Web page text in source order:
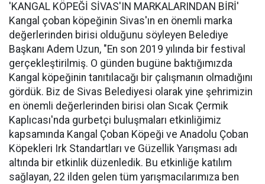
'KANGAL KÖPEĞİ SİVAS'IN MARKALARINDAN BİRİ'
Kangal çoban köpeğinin Sivas'ın en önemli marka
değerlerinden birisi olduğunu söyleyen Belediye
Başkanı Adem Uzun, "En son 2019 yılında bir festival
gerçekleştirilmiş. O günden bugüne baktığımızda
Kangal köpeğinin tanıtılacağı bir çalışmanın olmadığını
gördük. Biz de Sivas Belediyesi olarak yine şehrimizin
en önemli değerlerinden birisi olan Sıcak Çermik
Kaplıcası'nda gurbetçi buluşmaları etkinliğimiz
kapsamında Kangal Çoban Köpeği ve Anadolu Çoban
Köpekleri Irk Standartları ve Güzellik Yarışması adı
altında bir etkinlik düzenledik. Bu etkinliğe katılım
sağlayan, 22 ilden gelen tüm yarışmacılarımıza ben